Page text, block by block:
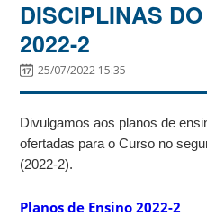
DISCIPLINAS
2022-2
25/07/2022 15:35
Divulgamos aos planos de
ofertadas para o Curso no
(2022-2).
Planos de Ensino 2022-2